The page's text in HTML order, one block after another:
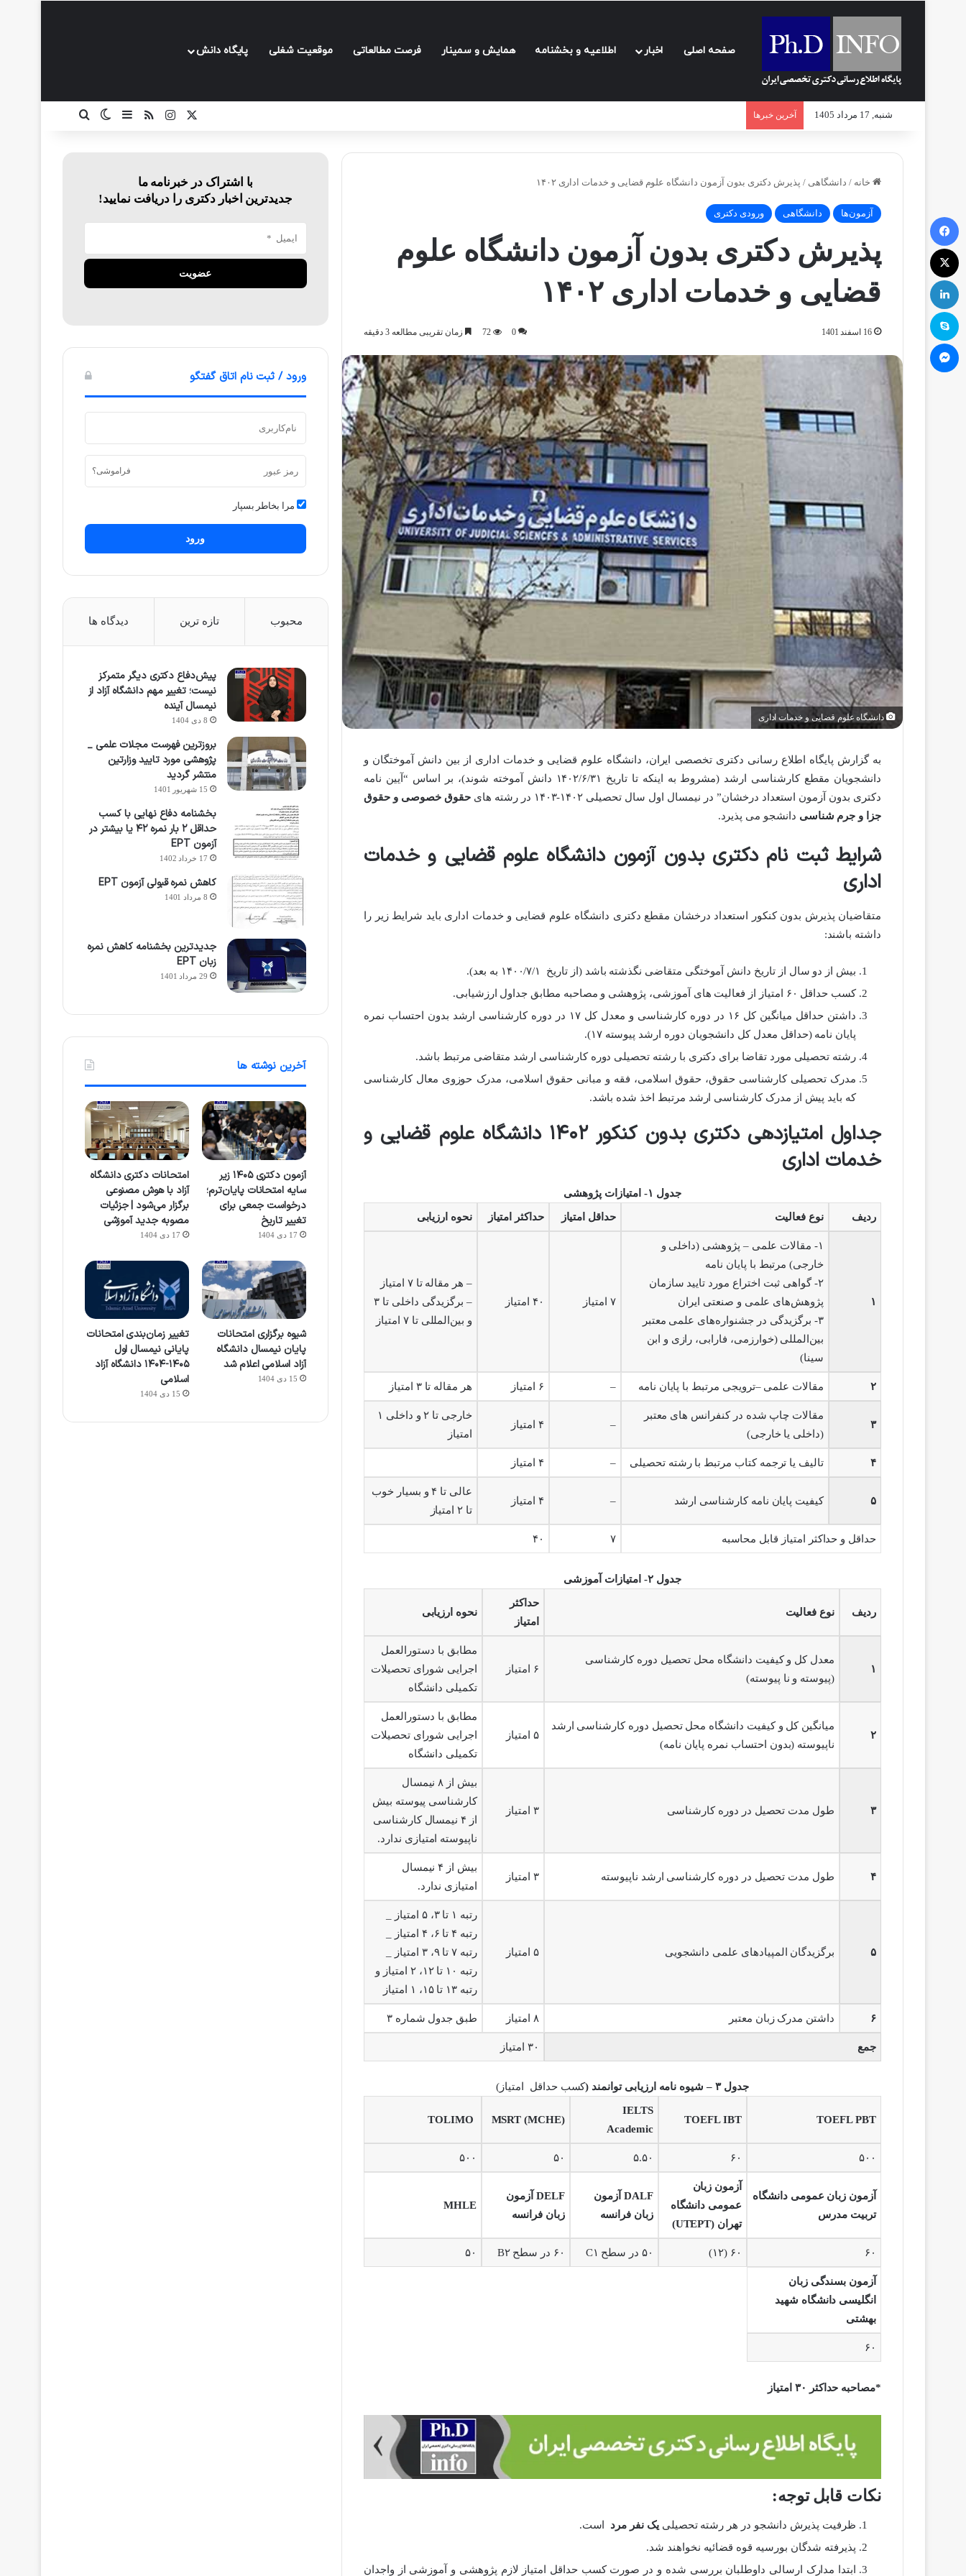
صفحه اصلی اخبار اطلاعیه و بخشنامه‌ همایش و سمینار فرصت مطالعاتی موقعیت شغلی پایگاه دانش
شنبه, 17 مرداد 1405 آخرین خبرها ایکساینستاگرام
خوراکسایدبارتغییر پوسته
خانه / دانشگاهی / پذیرش دکتری بدون آزمون دانشگاه علوم قضایی و خدمات اداری ۱۴۰۲
آزمون‌ها دانشگاهی ورودی دکتری
پذیرش دکتری بدون آزمون دانشگاه علوم
قضایی و خدمات اداری ۱۴۰۲
16 اسفند 1401 0
72 زمان تقریبی مطالعه 3 دقیقه
دانشگاه علوم قضایی و خدمات اداری
به گزارش پایگاه اطلاع رسانی دکتری تخصصی ایران، دانشگاه علوم قضایی و خدمات اداری از بین دانش آموختگان و
دانشجویان مقطع کارشناسی ارشد (مشروط به اینکه تا تاریخ ۱۴۰۲/۶/۳۱ دانش آموخته شوند)، بر اساس “آیین نامه
دکتری بدون آزمون استعداد درخشان” در نیمسال اول سال تحصیلی ۱۴۰۲-۱۴۰۳ در
رشته هایحقوق خصوصی و حقوق
جزا و جرم شناسی دانشجو می پذیرد.
شرایط ثبت نام دکتری بدون آزمون دانشگاه علوم قضایی و خدمات
اداری
متقاضیان پذیرش بدون کنکور استعداد درخشان مقطع دکتری دانشگاه علوم قضایی و خدمات اداری باید شرایط زیر را
داشته باشند:
بیش از دو سال از تاریخ دانش آموختگی متقاضی نگذشته باشد (از تاریخ ۱۴۰۰/۷/۱ به بعد).
کسب حداقل ۶۰ امتیاز از فعالیت های آموزشی، پژوهشی و مصاحبه مطابق جداول ارزشیابی.
داشتن حداقل میانگین کل ۱۶ در دوره کارشناسی و معدل کل ۱۷ در دوره کارشناسی ارشد بدون احتساب نمره
پایان نامه (حداقل معدل کل دانشجویان دوره ارشد پیوسته ۱۷).
رشته تحصیلی مورد تقاضا برای دکتری با رشته تحصیلی دوره کارشناسی ارشد متقاضی مرتبط باشد.
مدرک تحصیلی کارشناسی حقوق، حقوق اسلامی، فقه و مبانی حقوق اسلامی، مدرک حوزوی معال کارشناسی
که باید پیش از مدرک کارشناسی ارشد مرتبط اخذ شده باشد.
جداول امتیازدهی دکتری بدون کنکور ۱۴۰۲ دانشگاه علوم قضایی و
خدمات اداری
جدول ۱- امتیازات پژوهشی
ردیف نوع فعالیت حداقل امتیاز حداکثر امتیاز نحوه ارزیابی
۱
۱- مقالات علمی – پژوهشی (داخلی و
خارجی) مرتبط با پایان نامه
۲- گواهی ثبت اختراع مورد تایید سازمان
پژوهش‌های علمی و صنعتی ایران
۳- برگزیدگی در جشنواره‌های علمی معتبر
بین‌المللی (خوارزمی، فارابی، رازی و ابن
سینا)
۷ امتیاز ۴۰ امتیاز
– هر مقاله تا ۷ امتیاز
– برگزیدگی داخلی تا ۳
و بین‌المللی تا ۷ امتیاز
۲ مقالات علمی –ترویجی مرتبط با پایان نامه – ۶ امتیاز هر مقاله تا ۳ امتیاز
۳
مقالات چاپ شده در کنفرانس های معتبر
(داخلی یا خارجی)
– ۴ امتیاز
خارجی تا ۲ و داخلی ۱
امتیاز
۴ تالیف یا ترجمه کتاب مرتبط با رشته تحصیلی – ۴ امتیاز
۵ کیفیت پایان نامه کارشناسی ارشد – ۴ امتیاز
عالی تا ۴ و بسیار خوب
تا ۲ امتیاز
حداقل و حداکثر امتیاز قابل محاسبه ۷ ۴۰
جدول ۲- امتیازات آموزشی
ردیف نوع فعالیت
حداکثر
امتیاز
نحوه ارزیابی
۱
معدل کل و کیفیت دانشگاه محل تحصیل دوره کارشناسی
(پیوسته و نا پیوسته)
۶ امتیاز
مطابق با دستورالعمل
اجرایی شورای تحصیلات
تکمیلی دانشگاه
۲
میانگین کل و کیفیت دانشگاه محل تحصیل دوره کارشناسی ارشد
ناپیوسته (بدون احتساب نمره پایان نامه)
۵ امتیاز
مطابق با دستورالعمل
اجرایی شورای تحصیلات
تکمیلی دانشگاه
۳ طول مدت تحصیل در دوره کارشناسی ۳ امتیاز
بیش از ۸ نیمسال
کارشناسی پیوسته بیش
از ۴ نیمسال کارشناسی
ناپیوسته امتیازی ندارد.
۴ طول مدت تحصیل در دوره کارشناسی ارشد ناپیوسته ۳ امتیاز
بیش از ۴ نیمسال
امتیازی ندارد.
۵ برگزیدگان المپیادهای علمی دانشجویی ۵ امتیاز
رتبه ۱ تا ۳، ۵ امتیاز _
رتبه ۴ تا ۶، ۴ امتیاز _
رتبه ۷ تا ۹، ۳ امتیاز _
رتبه ۱۰ تا ۱۲، ۲ امتیاز و
رتبه ۱۳ تا ۱۵، ۱ امتیاز
۶ داشتن مدرک زبان معتبر ۸ امتیاز طبق جدول شماره ۳
جمع ۳۰ امتیاز
جدول ۳ – شیوه نامه ارزیابی توانمند ( کسب حداقل امتیاز)
TOEFL PBT
TOEFL IBT
IELTS
Academic
MSRT (MCHE)
۵۰۰ ۶۰ ۵.۵۰ ۵۰ ۵۰۰
آزمون زبان عمومی دانشگاه
تربیت مدرس
آزمون زبان
عمومی دانشگاه
تهران (UTEPT)
DALF آزمون
زبان فرانسه
DELF آزمون
زبان فرانسه
MHLE
۶۰ ۶۰ (۱۲) ۵۰ در سطح C۱ ۶۰ در سطح B۲ ۵۰
آزمون بسندگی زبان
انگلیسی دانشگاه شهید
بهشتی
۶۰
*مصاحبه حداکثر ۳۰ امتیاز
نکات قابل توجه:
ظرفیت پذیرش دانشجو در هر رشته تحصیلییک نفر مرد
است.
پذیرفته شدگان بورسیه قوه قضائیه نخواهند شد.
ابتدا مدارک ارسالی داوطلبان بررسی شده و در صورت کسب حداقل امتیاز لازم پژوهشی و آموزشی از واجدان
با اشتراک در خبرنامه ما
جدیدترین اخبار دکتری را دریافت نمایید!
ورود / ثبت نام اتاق گفتگو
فراموشی؟
مرا بخاطر بسپار
ورود
محبوب تازه ترین دیدگاه ها
پیش‌دفاع دکتری دیگر متمرکز
نیست؛ تغییر مهم دانشگاه آزاد از
نیمسال آینده
8 دی 1404
بروزترین فهرست مجلات علمی _
پژوهشی مورد تایید وزارتین
منتشر گردید
15 شهریور 1401
بخشنامه دفاع نهایی با کسب
حداقل ۲ بار نمره ۴۲ یا بیشتر در
آزمون EPT
17 خرداد 1402
کاهش نمره قبولی آزمون EPT
8 مرداد 1401
جدیدترین بخشنامه کاهش نمره
زبان EPT
29 مرداد 1401
آخرین نوشته ها
آزمون دکتری ۱۴۰۵ زیر
سایه امتحانات پایان‌ترم؛
درخواست جمعی برای
تغییر تاریخ
17 دی 1404
امتحانات دکتری دانشگاه
آزاد با هوش مصنوعی
برگزار می‌شود | جزئیات
مصوبه جدید آموزشی
17 دی 1404
شیوه برگزاری امتحانات
پایان نیمسال دانشگاه
آزاد اسلامی اعلام شد
15 دی 1404
تغییر زمان‌بندی امتحانات
پایانی نیمسال اول
۱۴۰۵-۱۴۰۴ دانشگاه آزاد
اسلامی
15 دی 1404